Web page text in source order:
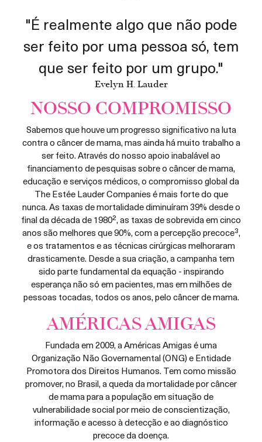
"É realmente algo que não pode
ser feito por uma pessoa só, tem
que ser feito por um grupo."
Evelyn H. Lauder
NOSSO COMPROMISSO
Sabemos que houve um progresso significativo na luta
contra o câncer de mama, mas ainda há muito trabalho a
ser feito. Através do nosso apoio inabalável ao
financiamento de pesquisas sobre o câncer de mama,
educação e serviços médicos, o compromisso global da
The Estée Lauder Companies é mais forte do que
nunca. As taxas de mortalidade diminuíram 39% desde o
final da década de 1980², as taxas de sobrevida em cinco
anos são melhores que 90%, com a percepção precoce³,
e os tratamentos e as técnicas cirúrgicas melhoraram
drasticamente. Desde a sua criação, a campanha tem
sido parte fundamental da equação - inspirando
esperança não só em pacientes, mas em milhões de
pessoas tocadas, todos os anos, pelo câncer de mama.
AMÉRICAS AMIGAS
Fundada em 2009, a Américas Amigas é uma
Organização Não Governamental (ONG) e Entidade
Promotora dos Direitos Humanos. Tem como missão
promover, no Brasil, a queda da mortalidade por câncer
de mama para a população em situação de
vulnerabilidade social por meio de conscientização,
informação e acesso à detecção e ao diagnóstico
precoce da doença.